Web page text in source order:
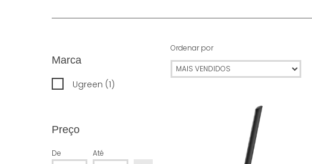
Marca
Ugreen (1)
Preço
De Até
Ordenar por